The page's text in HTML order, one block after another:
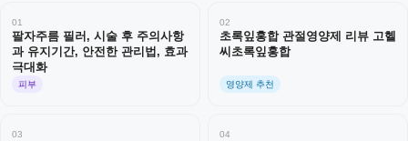
01
팔자주름 필러, 시술 후 주의사항
과 유지기간, 안전한 관리법, 효과
극대화
피부
02
초록잎홍합 관절영양제 리뷰 고헬
씨초록잎홍합
영양제 추천
03 04